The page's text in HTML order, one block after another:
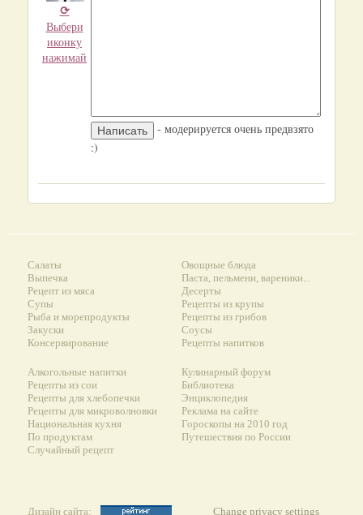
⟳
Выбери
иконку
нажимай
- модерируется очень предвзято
:)
Салаты
Выпечка
Рецепт из мяса
Супы
Рыба и морепродукты
Закуски
Консервирование
Овощные блюда
Паста, пельмени, вареники...
Десерты
Рецепты из крупы
Рецепты из грибов
Соусы
Рецепты напитков
Алкогольные напитки
Рецепты из сои
Рецепты для хлебопечки
Рецепты для микроволновки
Национальная кухня
По продуктам
Случайный рецепт
Кулинарный форум
Библиотека
Энциклопедия
Реклама на сайте
Гороскопы на 2010 год
Путешествия по России
Дизайн сайта: Change privacy settings